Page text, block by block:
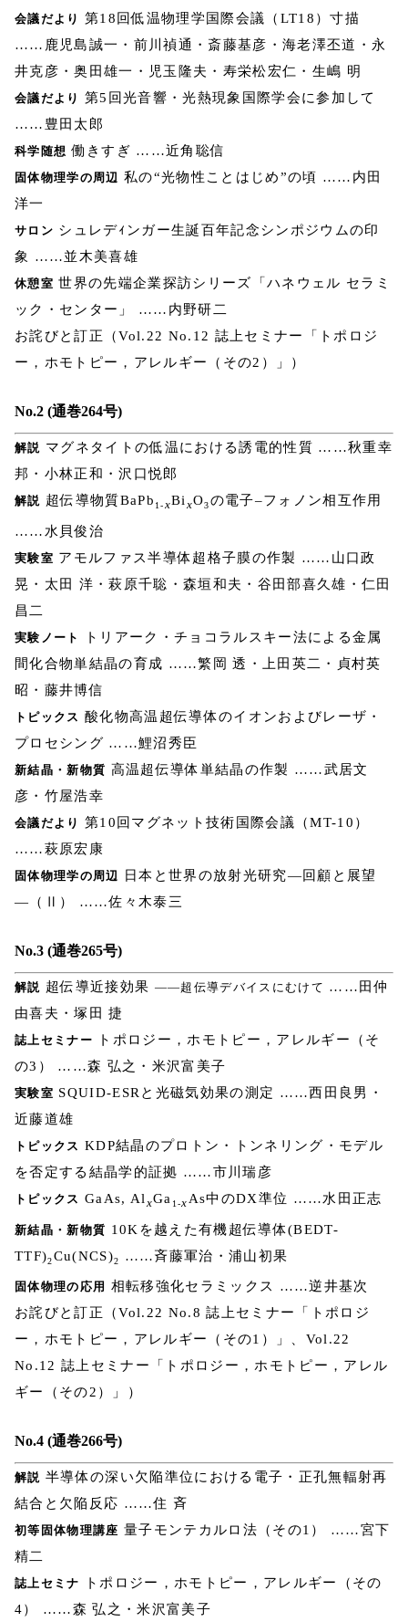
会議だより 第18回低温物理学国際会議（LT18）寸描
……鹿児島誠一・前川禎通・斎藤基彦・海老澤丕道・永
井克彦・奥田雄一・児玉隆夫・寿栄松宏仁・生嶋 明
会議だより 第5回光音響・光熱現象国際学会に参加して
……豊田太郎
科学随想 働きすぎ ……近角聡信
固体物理学の周辺 私の“光物性ことはじめ”の頃 ……内田
洋一
サロン シュレデｨンガー生誕百年記念シンポジウムの印
象 ……並木美喜雄
休憩室 世界の先端企業探訪シリーズ「ハネウェル セラミ
ック・センター」 ……内野研二
お詫びと訂正（Vol.22 No.12 誌上セミナー「トポロジ
ー，ホモトピー，アレルギー（その2）」）
No.2 (通巻264号)
解説 マグネタイトの低温における誘電的性質 ……秋重幸
邦・小林正和・沢口悦郎
解説 超伝導物質BaPb 1-xBi xO3の電子–フォノン相互作用
……水貝俊治
実験室 アモルファス半導体超格子膜の作製 ……山口政
晃・太田 洋・萩原千聡・森垣和夫・谷田部喜久雄・仁田
昌二
実験ノート
トリアーク・チョコラルスキー法による金属
間化合物単結晶の育成 ……繁岡 透・上田英二・貞村英
昭・藤井博信
トピックス 酸化物高温超伝導体のイオンおよびレーザ・
プロセシング ……鯉沼秀臣
新結晶・新物質 高温超伝導体単結晶の作製 ……武居文
彦・竹屋浩幸
会議だより 第10回マグネット技術国際会議（MT-10）
……萩原宏康
固体物理学の周辺
日本と世界の放射光研究―回顧と展望
―（Ⅱ） ……佐々木泰三
No.3 (通巻265号)
解説 超伝導近接効果 ――超伝導デバイスにむけて ……田仲
由喜夫・塚田 捷
誌上セミナー トポロジー，ホモトピー，アレルギー（そ
の3） ……森 弘之・米沢富美子
実験室 SQUID-ESRと光磁気効果の測定 ……西田良男・
近藤道雄
トピックス KDP結晶のプロトン・トンネリング・モデル
を否定する結晶学的証拠 ……市川瑞彦
トピックス GaAs, Al xGa 1-x As中のDX準位 ……水田正志
新結晶・新物質 10Kを越えた有機超伝導体(BEDT-
TTF)2Cu(NCS)2 ……斉藤軍治・浦山初果
固体物理の応用 相転移強化セラミックス ……逆井基次
お詫びと訂正（Vol.22 No.8 誌上セミナー「トポロジ
ー，ホモトピー，アレルギー（その1）」、Vol.22
No.12 誌上セミナー「トポロジー，ホモトピー，アレル
ギー（その2）」）
No.4 (通巻266号)
解説 半導体の深い欠陥準位における電子・正孔無輻射再
結合と欠陥反応 ……住 斉
初等固体物理講座 量子モンテカルロ法（その1） ……宮下
精二
誌上セミナ
トポロジー，ホモトピー，アレルギー（その
4） ……森 弘之・米沢富美子